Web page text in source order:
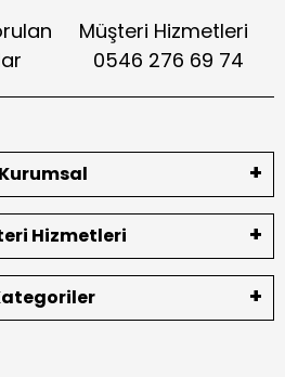
Müşteri Hizmetleri
0546 276 69 74
Kurumsal
Hizmetleri